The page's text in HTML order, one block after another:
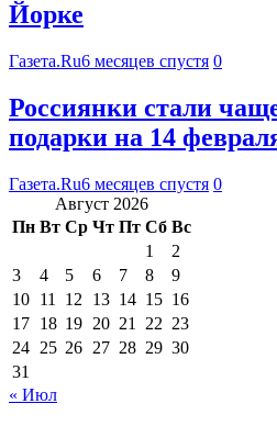
Йорке
Газета.Ru6 месяцев спустя 0
Россиянки стали
подарки на 14
Газета.Ru6 месяцев спустя 0
Август 2026
Пн Вт Ср Чт Пт Сб Вс
1
2
3
4 5 6 7 8
9
10 11 12 13 14 15 16
17 18 19 20 21 22 23
24 25 26 27 28 29 30
31
« Июл